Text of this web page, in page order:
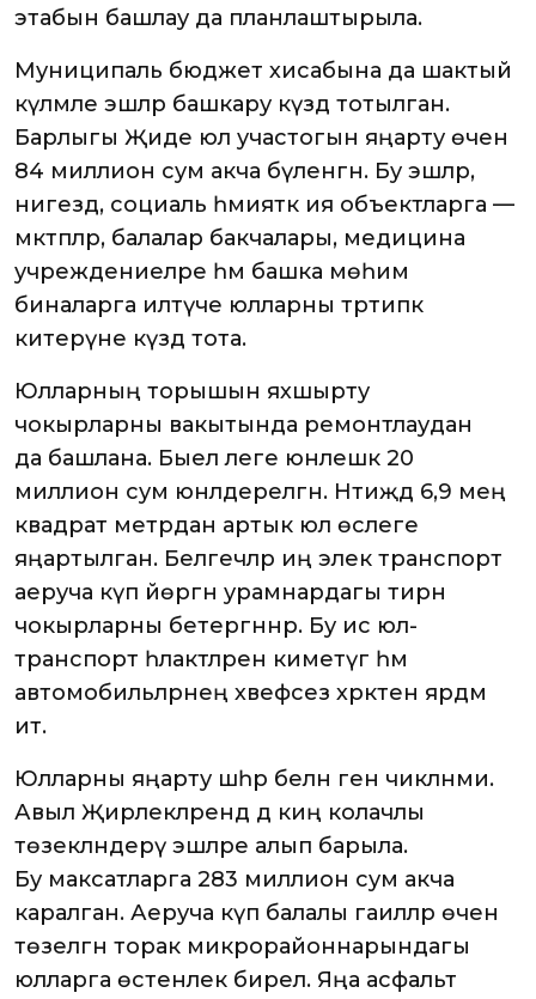
этабын башлау да планлаштырыла.
Муниципаль бюджет хисабына да шактый
күләмле эшләр башкару күздә тотылган.
Барлыгы Җиде юл участогын яңарту өчен
84 миллион сум акча бүленгән. Бу эшләр,
нигездә, социаль әһәмияткә ия объектларга —
мәктәпләр, балалар бакчалары, медицина
учреждениеләре һәм башка мөһим
биналарга илтүче юлларны тәртипкә
китерүне күздә тота.
Юлларның торышын яхшырту
чокырларны вакытында ремонтлаудан
да башлана. Быел әлеге юнәлешкә 20
миллион сум юнәлдерелгән. Нәтиҗәдә 6,9 мең
квадрат метрдан артык юл өслеге
яңартылган. Белгечләр иң элек транспорт
аеруча күп йөргән урамнардагы тирән
чокырларны бетергәннәр. Бу исә юл-
транспорт һәлакәтләрен киметүгә һәм
автомобильләрнең хәвефсез хәрәкәтенә ярдәм
итә.
Юлларны яңарту шәһәр белән генә чикләнми.
Авыл Җирлекләрендә дә киң колачлы
төзекләндерү эшләре алып барыла.
Бу максатларга 283 миллион сум акча
каралган. Аеруча күп балалы гаиләләр өчен
төзелгән торак микрорайоннарындагы
юлларга өстенлек бирелә. Яңа асфальт